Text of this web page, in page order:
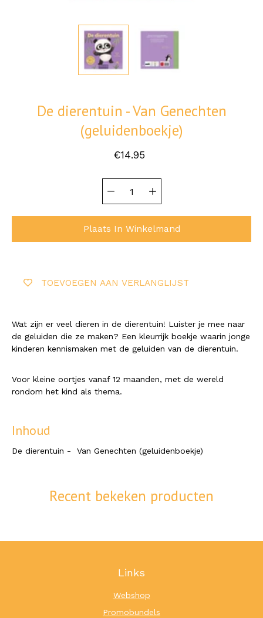
De dierentuin - Van Genechten
(geluidenboekje)
€14.95
variant
selector
Plaats In Winkelmand
TOEVOEGEN AAN VERLANGLIJST
Wat zijn er veel dieren in de dierentuin! Luister je mee naar
de geluiden die ze maken? Een kleurrijk boekje waarin jonge
kinderen kennismaken met de geluiden van de dierentuin.
Voor kleine oortjes vanaf 12 maanden, met de wereld
rondom het kind als thema.
Inhoud
De dierentuin - Van Genechten (geluidenboekje)
Recent bekeken producten
Links
Webshop
Promobundels